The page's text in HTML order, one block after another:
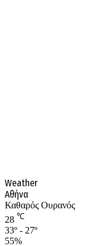
Weather
Αθήνα
Καθαρός Ουρανός
28 ℃
33º - 27º
55%